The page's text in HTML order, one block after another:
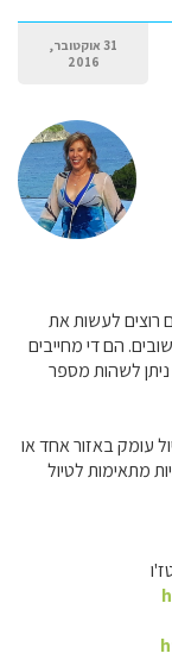
31 אוקטובר,
2016
רוצים לעשות את
הם די מחייבים
ניתן לשהות מספר
עומק באזור אחד או
מתאימות לטיול